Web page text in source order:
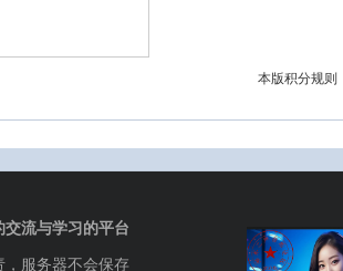
本版积分规则
流与学习的平台
，服务器不会保存